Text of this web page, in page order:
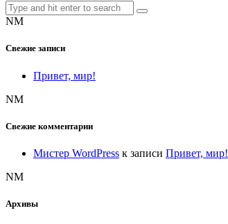
NM
Свежие записи
Привет, мир!
NM
Свежие комментарии
Мистер WordPress к записи Привет, мир!
NM
Архивы